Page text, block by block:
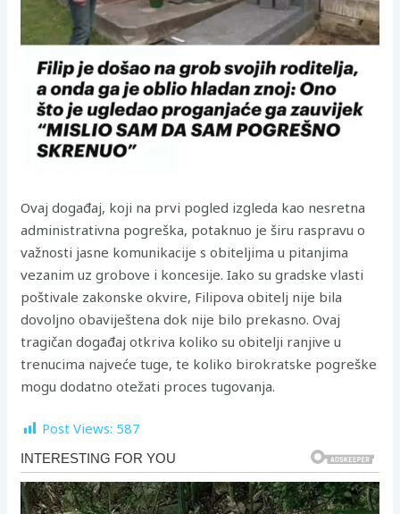
Ovaj događaj, koji na prvi pogled izgleda kao nesretna
administrativna pogreška, potaknuo je širu raspravu o
važnosti jasne komunikacije s obiteljima u pitanjima
vezanim uz grobove i koncesije. Iako su gradske vlasti
poštivale zakonske okvire, Filipova obitelj nije bila
dovoljno obaviještena dok nije bilo prekasno. Ovaj
tragičan događaj otkriva koliko su obitelji ranjive u
trenucima najveće tuge, te koliko birokratske pogreške
mogu dodatno otežati proces tugovanja.
Post Views: 587